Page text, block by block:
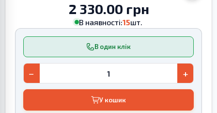
2 330.00 грн
В наявності:15шт.
В один клік
− +
У кошик